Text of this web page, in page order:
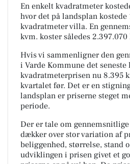
En enkelt kvadratmeter
hvor det på landsplan kostede
kvadratmeter villa. En
kvm. koster således
Hvis vi sammenligner den
i Varde Kommune det seneste
kvadratmeterprisen nu 8.395
kvartalet før. Det er en
landsplan er priserne steget
periode.
Der er tale om
dækker over stor variation af
beliggenhed, størrelse, stand
udviklingen i prisen givet et